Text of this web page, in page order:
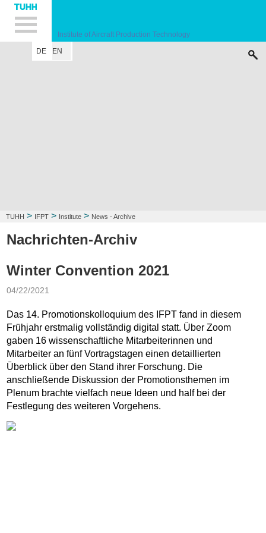
Hauptnavigation
Unternavigation
Inhalt
Suche
Institute of Aircraft Production Technology
DE
EN
TUHH > IFPT > Institute > News - Archive
Nachrichten-Archiv
Winter Convention 2021
04/22/2021
Das 14. Promotionskolloquium des IFPT fand in diesem
Frühjahr erstmalig vollständig digital statt. Über Zoom
gaben 16 wissenschaftliche Mitarbeiterinnen und
Mitarbeiter an fünf Vortragstagen einen detaillierten
Überblick über den Stand ihrer Forschung. Die
anschließende Diskussion der Promotionsthemen im
Plenum brachte vielfach neue Ideen und half bei der
Festlegung des weiteren Vorgehens.